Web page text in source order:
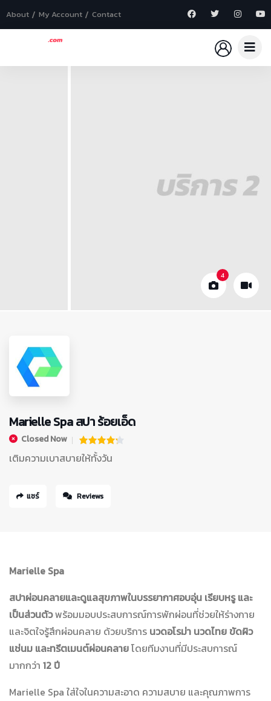
About My Account Contact
4
Marielle Spa สปา ร้อยเอ็ด
Closed Now
เติมความเบาสบายให้ทั้งวัน
แชร์ Reviews
Marielle Spa
สปาผ่อนคลายและดูแลสุขภาพในบรรยากาศอบอุ่น เรียบหรู และ
เป็นส่วนตัวพร้อมมอบประสบการณ์การพักผ่อนที่ช่วยให้ร่างกาย
และจิตใจรู้สึกผ่อนคลาย ด้วยบริการ นวดอโรม่า นวดไทย ขัดผิว
แช่นม และทรีตเมนต์ผ่อนคลายโดยทีมงานที่มีประสบการณ์
มากกว่า 12 ปี
Marielle Spa ใส่ใจในความสะอาด ความสบาย และคุณภาพการ